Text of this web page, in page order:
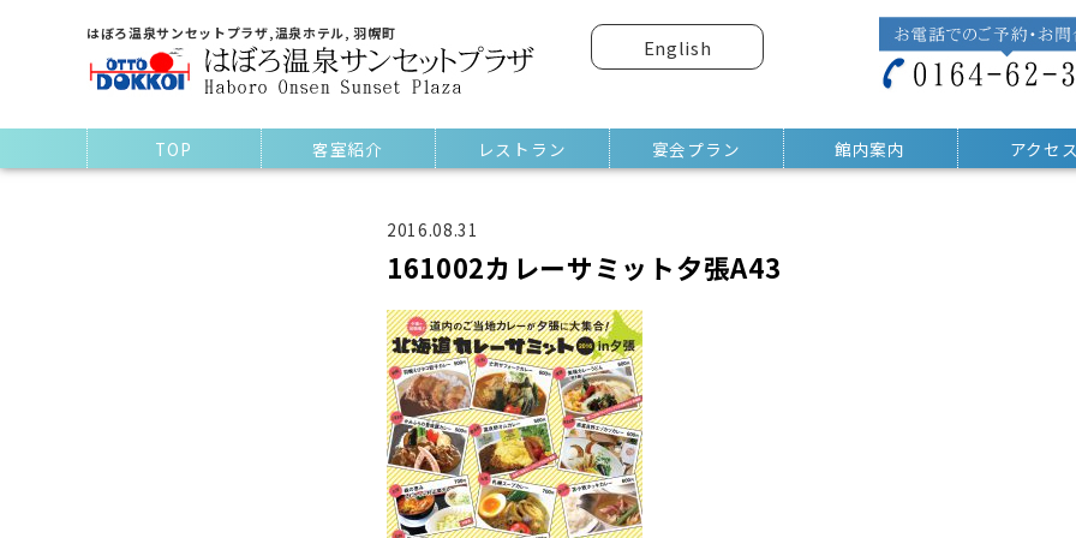
はぼろ温泉サンセットプラザ,温泉ホテル, 羽幌町
English
TOP 客室紹介 レストラン 宴会プラン 館内案内 アクセ
2016.08.31
161002カレーサミット夕張A43